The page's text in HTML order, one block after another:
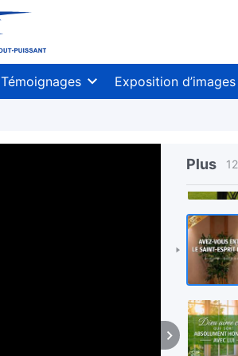
Témoignages Exposition d’images
Plus 12